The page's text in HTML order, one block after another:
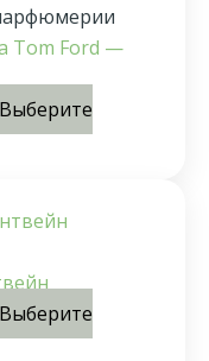
Tom Ford —
Выберите
Выберите